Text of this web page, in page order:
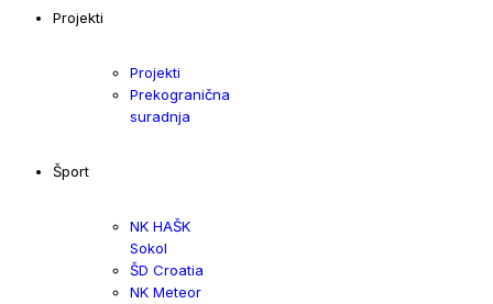
Projekti
Projekti
Prekogranična
suradnja
Šport
NK HAŠK
Sokol
ŠD Croatia
NK Meteor